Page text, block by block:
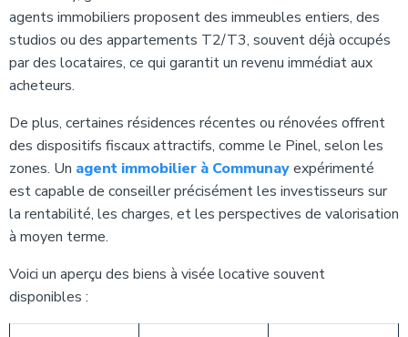
agents immobiliers proposent des immeubles entiers, des
studios ou des appartements T2/T3, souvent déjà occupés
par des locataires, ce qui garantit un revenu immédiat aux
acheteurs.
De plus, certaines résidences récentes ou rénovées offrent
des dispositifs fiscaux attractifs, comme le Pinel, selon les
zones. Un agent immobilier à Communayexpérimenté
est capable de conseiller précisément les investisseurs sur
la rentabilité, les charges, et les perspectives de valorisation
à moyen terme.
Voici un aperçu des biens à visée locative souvent
disponibles :